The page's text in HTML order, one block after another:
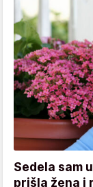
Sedela sam
prišla žena i